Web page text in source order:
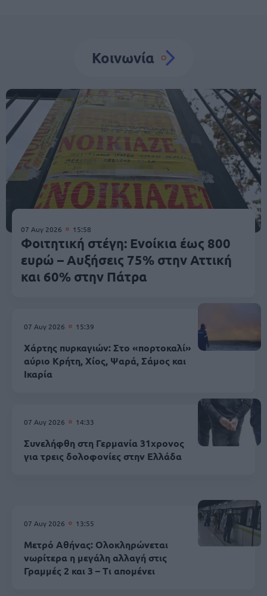
Κοινωνία
07 Αυγ 2026 15:58
Φοιτητική στέγη: Ενοίκια έως 800
ευρώ – Αυξήσεις 75% στην Αττική
και 60% στην Πάτρα
07 Αυγ 2026 15:39
Χάρτης πυρκαγιών: Στο «πορτοκαλί»
αύριο Κρήτη, Χίος, Ψαρά, Σάμος και
Ικαρία
07 Αυγ 2026 14:33
Συνελήφθη στη Γερμανία 31χρονος
για τρεις δολοφονίες στην Ελλάδα
07 Αυγ 2026 13:55
Μετρό Αθήνας: Ολοκληρώνεται
νωρίτερα η μεγάλη αλλαγή στις
Γραμμές 2 και 3 – Τι απομένει